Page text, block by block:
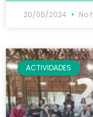
20/05/2024 No
ACTIVIDADES